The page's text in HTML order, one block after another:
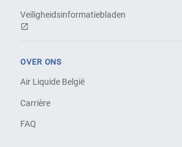
Veiligheidsinformatiebladen
OVER ONS
Air Liquide België
Carrière
FAQ